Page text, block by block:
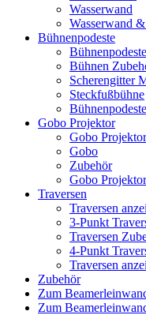
Wasserwand
Wasserwand
Bühnenpodeste
Bühnen
Scherengitter
Steckfußbühne
Gobo Projektor
Gobo
Gobo
Zubehör
Gobo
Traversen
Traversen
3-Punkt
Traversen
4-Punkt
Traversen
Zubehör
Zum
Zum